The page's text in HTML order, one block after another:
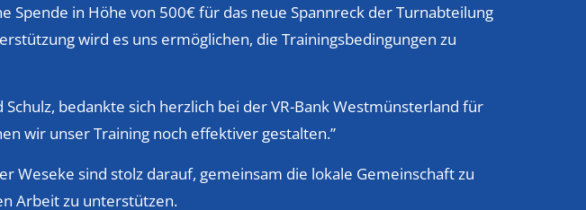
Spende in Höhe von 500€ für das neue Spannreck der Turnabteilung
wird es uns ermöglichen, die Trainingsbedingungen zu
bedankte sich herzlich bei der VR-Bank Westmünsterland für
wir unser Training noch effektiver gestalten.”
Weseke sind stolz darauf, gemeinsam die lokale Gemeinschaft zu
Arbeit zu unterstützen.